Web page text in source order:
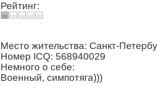
Рейтинг:
Место жительства: Санкт-
Номер ICQ: 568940029
Немного о себе:
Военный, симпотяга)))